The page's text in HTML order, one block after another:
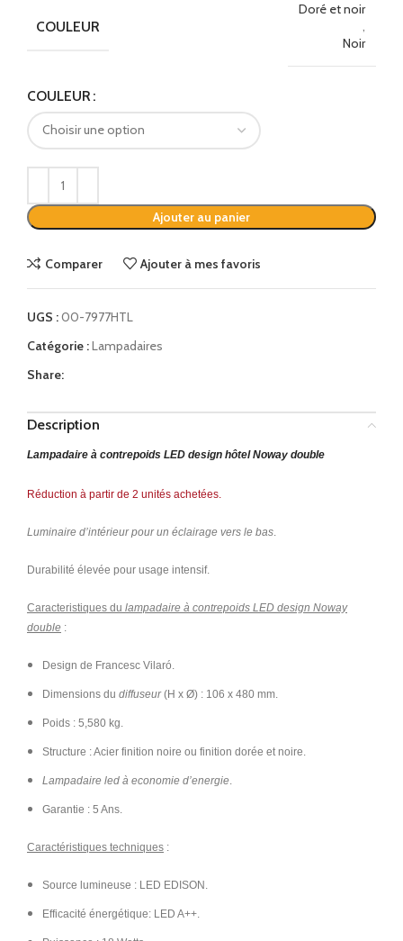
COULEUR
Doré et noir
,
Noir
COULEUR
Ajouter au panier
Alternative:
Comparer Ajouter à mes favoris
UGS :00-7977HTL
Catégorie :Lampadaires
Share:
Description
Lampadaire à contrepoids LED design hôtel Noway double
Réduction à partir de 2 unités achetées.
Luminaire d’intérieur pour un éclairage vers le bas.
Durabilité élevée pour usage intensif.
Caracteristiques du lampadaire à contrepoids LED design Noway
double :
Design de Francesc Vilaró.
Dimensions du diffuseur(H x Ø) : 106 x 480 mm.
Poids : 5,580 kg.
Structure : Acier finition noire ou finition dorée et noire.
Lampadaire led à economie d’energie.
Garantie : 5 Ans.
Caractéristiques techniques :
Source lumineuse : LED EDISON.
Efficacité énergétique: LED A++.